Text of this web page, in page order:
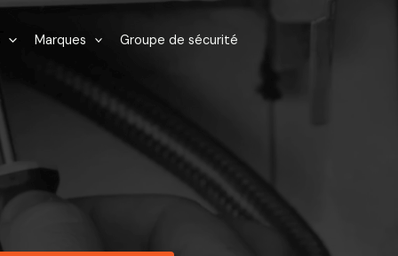
Marques Groupe de sécurité